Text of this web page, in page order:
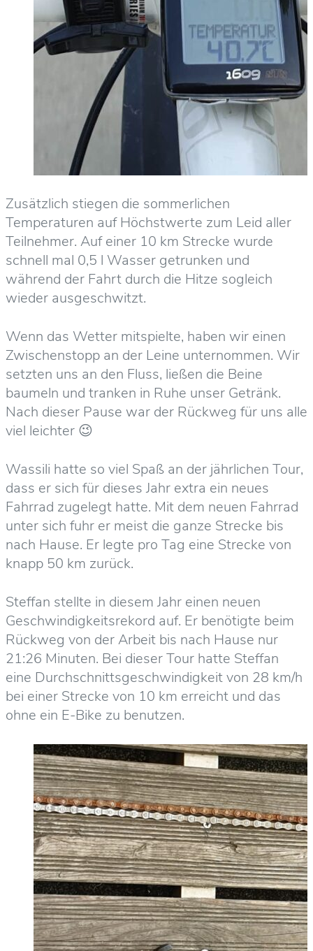
Zusätzlich stiegen die sommerlichen
Temperaturen auf Höchstwerte zum Leid aller
Teilnehmer. Auf einer 10 km Strecke wurde
schnell mal 0,5 l Wasser getrunken und
während der Fahrt durch die Hitze sogleich
wieder ausgeschwitzt.
Wenn das Wetter mitspielte, haben wir einen
Zwischenstopp an der Leine unternommen. Wir
setzten uns an den Fluss, ließen die Beine
baumeln und tranken in Ruhe unser Getränk.
Nach dieser Pause war der Rückweg für uns alle
viel leichter 😉
Wassili hatte so viel Spaß an der jährlichen Tour,
dass er sich für dieses Jahr extra ein neues
Fahrrad zugelegt hatte. Mit dem neuen Fahrrad
unter sich fuhr er meist die ganze Strecke bis
nach Hause. Er legte pro Tag eine Strecke von
knapp 50 km zurück.
Steffan stellte in diesem Jahr einen neuen
Geschwindigkeitsrekord auf. Er benötigte beim
Rückweg von der Arbeit bis nach Hause nur
21:26 Minuten. Bei dieser Tour hatte Steffan
eine Durchschnittsgeschwindigkeit von 28 km/h
bei einer Strecke von 10 km erreicht und das
ohne ein E-Bike zu benutzen.